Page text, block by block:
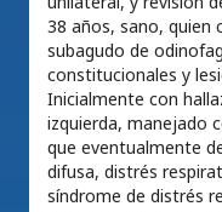
38 años, sano, quien
subagudo de
constitucionales y
Inicialmente con
izquierda, manejado
que eventualmente
difusa, distrés
síndrome de distrés